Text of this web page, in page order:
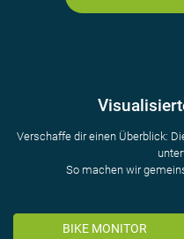
Verschaffe dir einen Überblick:
So machen wir
BIKE MONITOR